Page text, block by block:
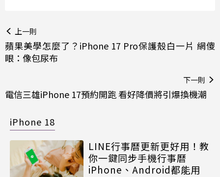
上一則
蘋果美學怎麼了？iPhone 17 Pro保護殼白一片 網傻
眼：像包尿布
下一則
電信三雄iPhone 17預約開跑 看好降價將引爆換機潮
iPhone 18
LINE行事曆更新更好用！教
你一鍵同步手機行事曆
iPhone、Android都能用